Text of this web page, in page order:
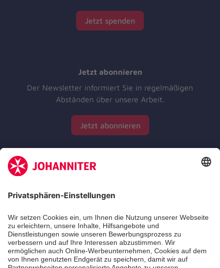
Jetzt spenden
Jetzt abonnieren
Der Newsletter informiert Sie in regelmäßigen
Abständen über unsere Arbeit.
Jetzt abonnieren
Zertifizierung der Johanniter-Unfall-Hilfe e.V.
Aus- & Fortbildungen
Erste-Hilfe-Kurse